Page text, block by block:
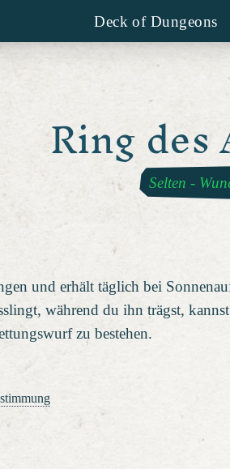
Deck of Dungeons
Ring Selten -
und erhält täglich bei
während du ihn trägst,
zu bestehen.